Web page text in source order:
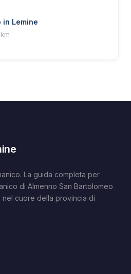
in Lemine
La guida completa per
di Almenno San Bartolomeo
nel cuore della provincia di